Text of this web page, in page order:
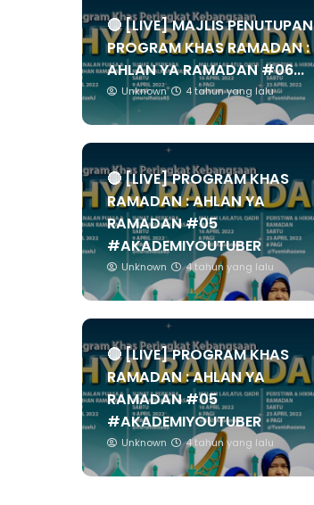
🔴 [LIVE] MAJLIS PENUTUPAN
PROGRAM KHAS RAMADAN :
AHLAN YA RAMADAN #06...
Unknown 4 tahun yang lalu
🔴 [LIVE] PROGRAM KHAS
RAMADAN : AHLAN YA
RAMADAN #05
#AKADEMIYOUTUBER
Unknown 4 tahun yang lalu
🔴 [LIVE] PROGRAM KHAS
RAMADAN : AHLAN YA
RAMADAN #05
#AKADEMIYOUTUBER
Unknown 4 tahun yang lalu